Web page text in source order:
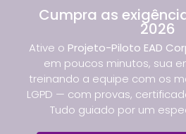
Cumpra as
2026
Ative o Projeto-Piloto EAD
em poucos minutos, sua
treinando a equipe com os
LGPD — com provas,
Tudo guiado por um